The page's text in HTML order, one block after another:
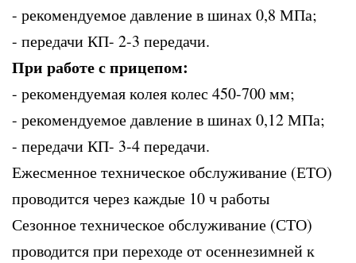
- рекомендуемое давление в шинах 0,8 МПа;
- передачи КП- 2-3 передачи.
При работе с прицепом:
- рекомендуемая колея колес 450-700 мм;
- рекомендуемое давление в шинах 0,12 МПа;
- передачи КП- 3-4 передачи.
Ежесменное техническое обслуживание (ЕТО)
проводится через каждые 10 ч работы
Сезонное техническое обслуживание (СТО)
проводится при переходе от осеннезимней к